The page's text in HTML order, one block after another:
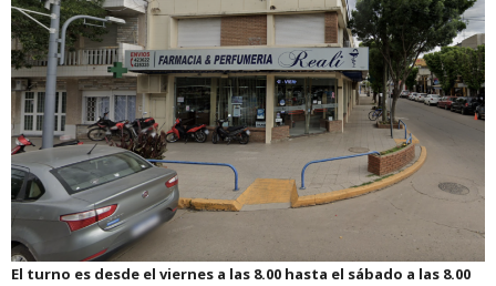
El turno es desde el viernes a las 8.00 hasta el sábado a las 8.00